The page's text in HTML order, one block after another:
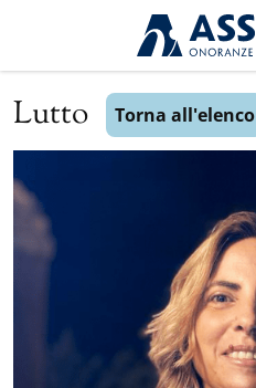
Lutto Torna all'elenco